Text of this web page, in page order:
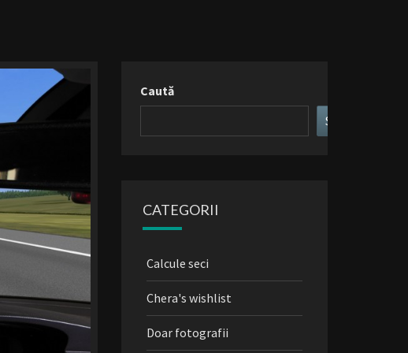
Caută
Search
CATEGORII
Calcule seci
Chera's wishlist
Doar fotografii